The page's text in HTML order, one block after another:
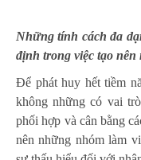
Những tính cách đa
định trong việc tạo nên
Để phát huy hết tiềm
không những có vai
phối hợp và cân bằng
nên những nhóm làm